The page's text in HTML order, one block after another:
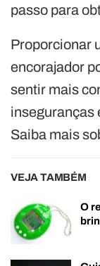
passo para
Proporcionar
encorajador
sentir mais
inseguranças
Saiba mais
VEJA TAMBÉM
O